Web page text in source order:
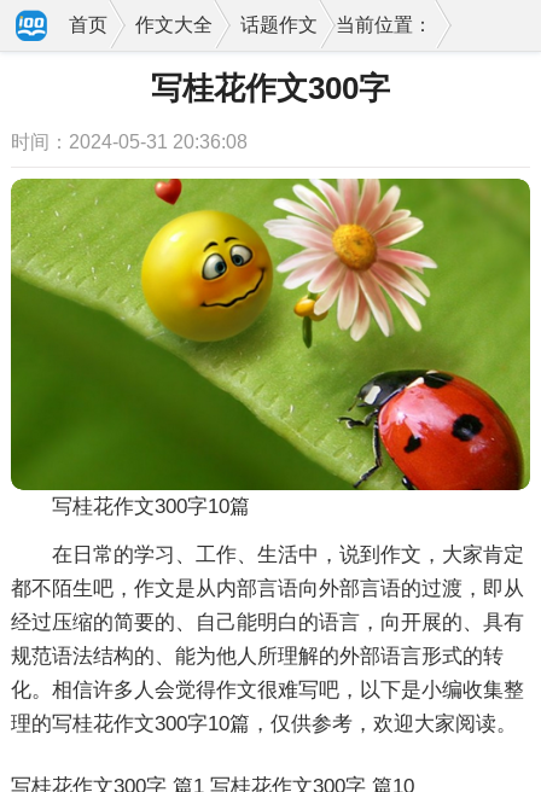
当前位置：
首页 作文大全 话题作文
写桂花作文300字
时间：2024-05-31 20:36:08
写桂花作文300字10篇
在日常的学习、工作、生活中，说到作文，大家肯定
都不陌生吧，作文是从内部言语向外部言语的过渡，即从
经过压缩的简要的、自己能明白的语言，向开展的、具有
规范语法结构的、能为他人所理解的外部语言形式的转
化。相信许多人会觉得作文很难写吧，以下是小编收集整
理的写桂花作文300字10篇，仅供参考，欢迎大家阅读。
写桂花作文300字 篇1 写桂花作文300字 篇10